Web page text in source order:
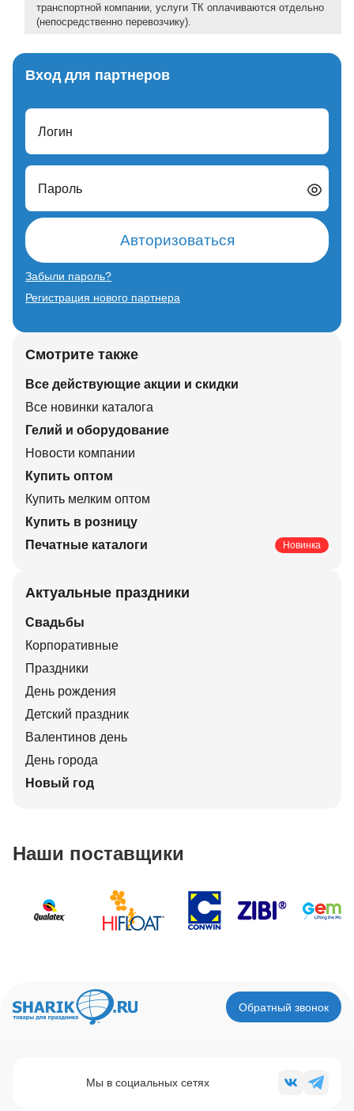
транспортной компании, услуги ТК оплачиваются отдельно
(непосредственно перевозчику).
Вход для партнеров
Логин
Пароль
Авторизоваться
Забыли пароль?
Регистрация нового партнера
Смотрите также
Все действующие акции и скидки
Все новинки каталога
Гелий и оборудование
Новости компании
Купить оптом
Купить мелким оптом
Купить в розницу
Печатные каталоги
Новинка
Актуальные праздники
Свадьбы
Корпоративные
Праздники
День рождения
Детский праздник
Валентинов день
День города
Новый год
Наши поставщики
Обратный звонок
Мы в социальных сетях